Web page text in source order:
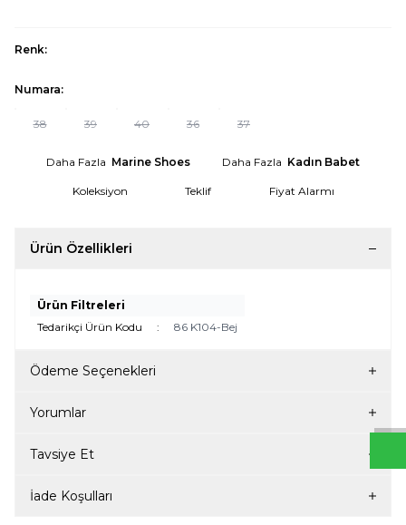
Renk:
Numara:
38 39 40 36 37
Daha Fazla Marine Shoes Daha Fazla Kadın Babet
Koleksiyon Teklif Fiyat Alarmı
Ürün Özellikleri
Ürün Filtreleri
Tedarikçi Ürün Kodu
: 86 K104-Bej
Ödeme Seçenekleri
Yorumlar
Tavsiye Et
İade Koşulları